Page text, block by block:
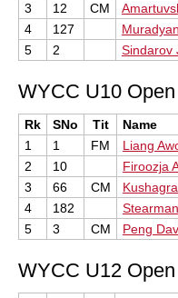
3
12 CM
4
127
5
2 Sindarov
WYCC U10 Open
Rk SNo Tit Name
1
1 FM Liang
2
10 Firoozja
3
66 CM
4
182
5
3 CM Peng
WYCC U12 Open